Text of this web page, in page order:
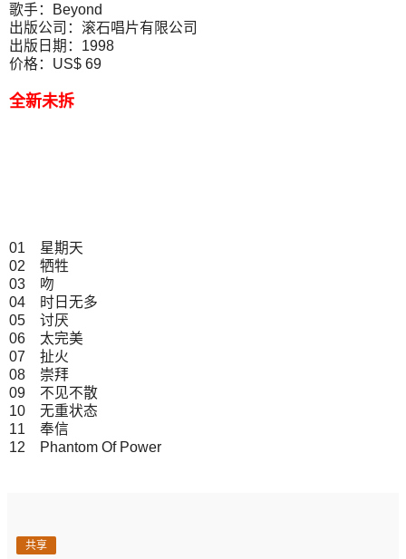
歌手：Beyond
出版公司：滚石唱片有限公司
出版日期：1998
价格：US$ 69
全新未拆
01 星期天
02 牺牲
03 吻
04 时日无多
05 讨厌
06 太完美
07 扯火
08 崇拜
09 不见不散
10 无重状态
11 奉信
12 Phantom Of Power
共享